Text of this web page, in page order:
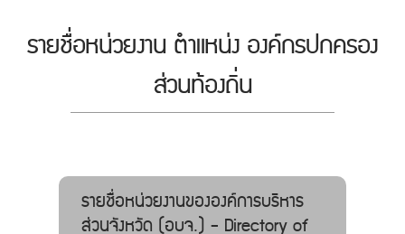
รายชื่อหน่วยงาน ตำแหน่ง องค์กรปกครอง
ส่วนท้องถิ่น
รายชื่อหน่วยงานขององค์การบริหาร
ส่วนจังหวัด (อบจ.) - Directory of